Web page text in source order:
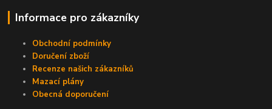
Informace pro zákazníky
Obchodní podmínky
Doručení zboží
Recenze našich zákazníků
Mazací plány
Obecná doporučení